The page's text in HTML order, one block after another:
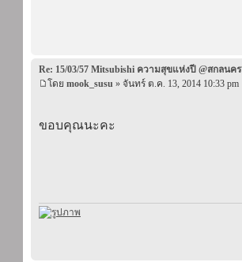
Re: 15/03/57 Mitsubishi ความสุขแห่งปี @สกลนคร
โดย mook_susu » จันทร์ ต.ค. 13, 2014 10:33 pm
ขอบคุณนะคะ